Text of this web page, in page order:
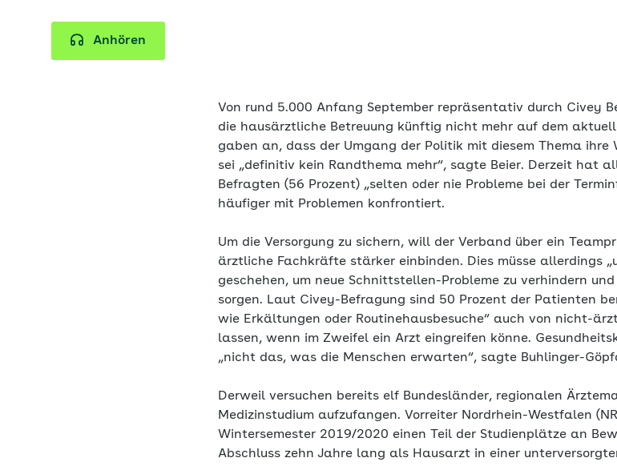
Anhören
Von rund 5.000 Anfang September repräsentativ durch Civey
die hausärztliche Betreuung künftig nicht mehr auf dem
gaben an, dass der Umgang der Politik mit diesem Thema ihre
sei „definitiv kein Randthema mehr“, sagte Beier. Derzeit hat
Befragten (56 Prozent) „selten oder nie Probleme bei der
häufiger mit Problemen konfrontiert.
Um die Versorgung zu sichern, will der Verband über ein
ärztliche Fachkräfte stärker einbinden. Dies müsse allerdings
geschehen, um neue Schnittstellen-Probleme zu verhindern
sorgen. Laut Civey-Befragung sind 50 Prozent der Patienten
wie Erkältungen oder Routinehausbesuche“ auch von nicht-
lassen, wenn im Zweifel ein Arzt eingreifen könne.
„nicht das, was die Menschen erwarten“, sagte Buhlinger-
Derweil versuchen bereits elf Bundesländer, regionalen
Medizinstudium aufzufangen. Vorreiter Nordrhein-Westfalen
Wintersemester 2019/2020 einen Teil der Studienplätze an
Abschluss zehn Jahre lang als Hausarzt in einer